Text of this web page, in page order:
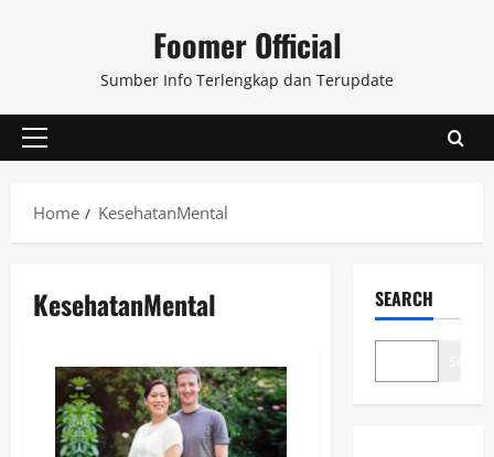
Foomer Official
Sumber Info Terlengkap dan Terupdate
Primary
Home
KesehatanMental
KesehatanMental SEARCH